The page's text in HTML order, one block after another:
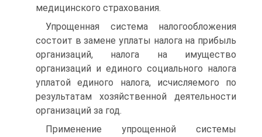
медицинского страхования.
Упрощенная система налогообложения
состоит в замене уплаты налога на прибыль
организаций, налога на имущество
организаций и единого социального налога
уплатой единого налога, исчисляемого по
результатам хозяйственной деятельности
организаций за год.
Применение упрощенной системы